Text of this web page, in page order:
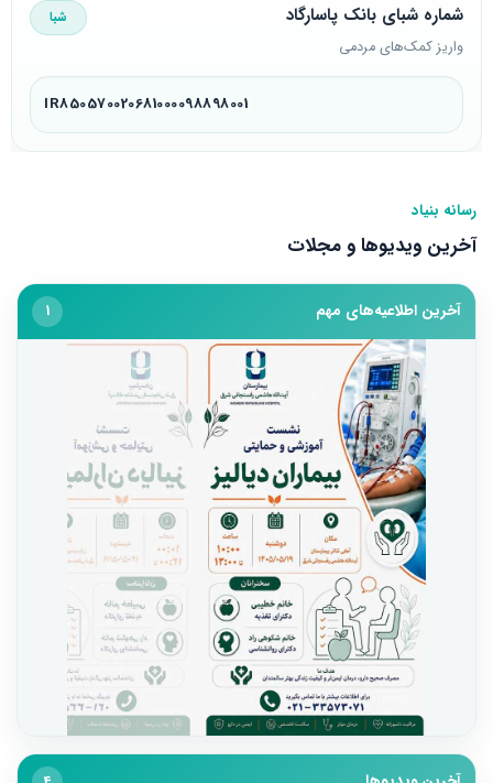
شماره شبای بانک پاسارگاد
واریز کمک‌های مردمی
شبا
IR850570020681000098898001
رسانه بنیاد
آخرین ویدیوها و مجلات
آخرین اطلاعیه‌های مهم 1